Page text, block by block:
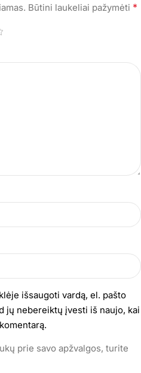
Būtini laukeliai pažymėti *
išsaugoti vardą, el. pašto
jų nebereiktų įvesti iš naujo, kai
prie savo apžvalgos, turite